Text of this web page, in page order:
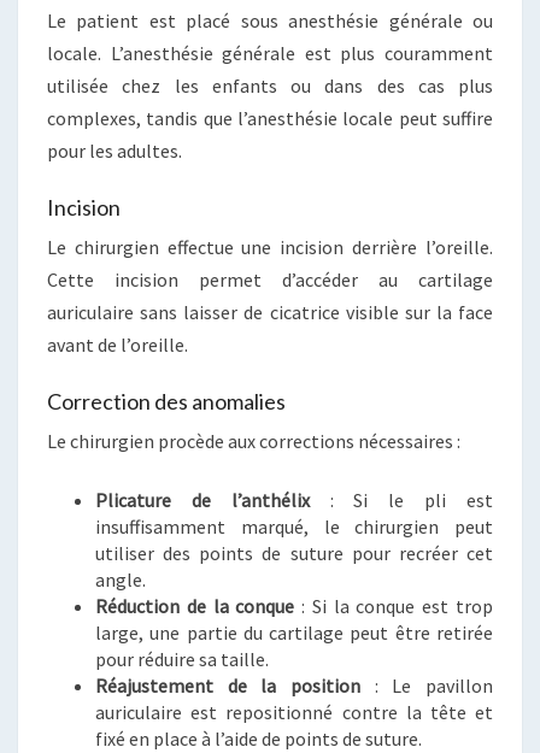
Le patient est placé sous anesthésie générale ou
locale. L’anesthésie générale est plus couramment
utilisée chez les enfants ou dans des cas plus
complexes, tandis que l’anesthésie locale peut suffire
pour les adultes.
Incision
Le chirurgien effectue une incision derrière l’oreille.
Cette incision permet d’accéder au cartilage
auriculaire sans laisser de cicatrice visible sur la face
avant de l’oreille.
Correction des anomalies
Le chirurgien procède aux corrections nécessaires :
Plicature de l’anthélix: Si le pli est
insuffisamment marqué, le chirurgien peut
utiliser des points de suture pour recréer cet
angle.
Réduction de la conque : Si la conque est trop
large, une partie du cartilage peut être retirée
pour réduire sa taille.
Réajustement de la position : Le pavillon
auriculaire est repositionné contre la tête et
fixé en place à l’aide de points de suture.